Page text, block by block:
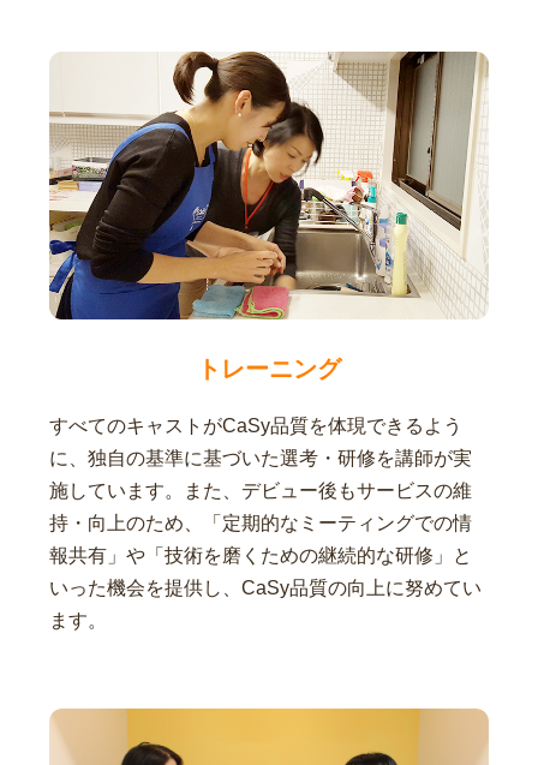
トレーニング
すべてのキャストがCaSy品質を体現できるよう
に、独自の基準に基づいた選考・研修を講師が実
施しています。また、デビュー後もサービスの維
持・向上のため、「定期的なミーティングでの情
報共有」や「技術を磨くための継続的な研修」と
いった機会を提供し、CaSy品質の向上に努めてい
ます。